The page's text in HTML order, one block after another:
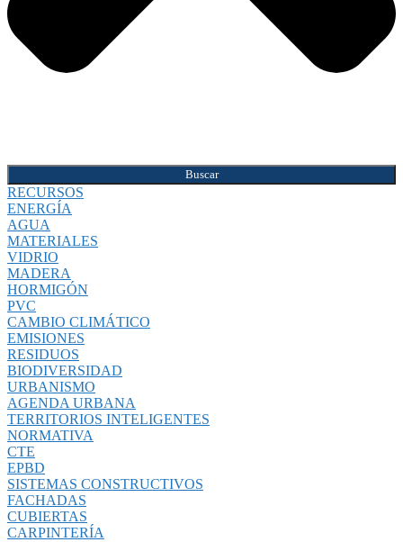
Buscar
RECURSOS
ENERGÍA
AGUA
MATERIALES
VIDRIO
MADERA
HORMIGÓN
PVC
CAMBIO CLIMÁTICO
EMISIONES
RESIDUOS
BIODIVERSIDAD
URBANISMO
AGENDA URBANA
TERRITORIOS INTELIGENTES
NORMATIVA
CTE
EPBD
SISTEMAS CONSTRUCTIVOS
FACHADAS
CUBIERTAS
CARPINTERÍA